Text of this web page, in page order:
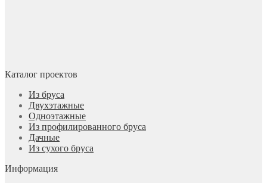
Каталог проектов
Из бруса
Двухэтажные
Одноэтажные
Из профилированного бруса
Дачные
Из сухого бруса
Информация